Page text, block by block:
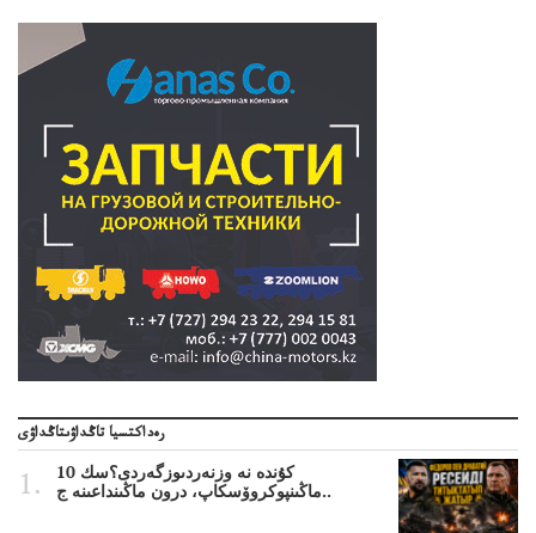
رەداكتسيا تاڭداۋىتاڭداۋى
10 كۇندە نە وزنەردىوزگەردى؟سك
ماڭىنپوكروۆسكاپ، درون ماڭىنداعىنە ج..